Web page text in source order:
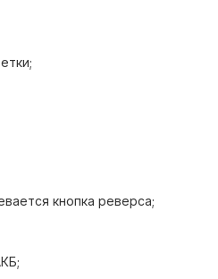
кнопка реверса;